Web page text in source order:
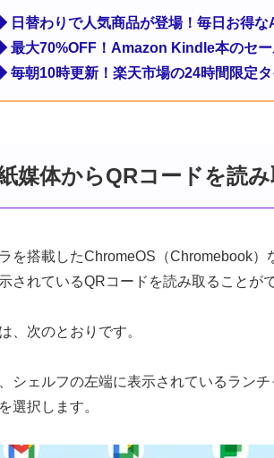
日替わりで人気商品が登場！毎日お得
最大70%OFF！Amazon Kindle本のセ
毎朝10時更新！楽天市場の24時間限定
媒体からQRコードを読み
を搭載したChromeOS（Chromebook
されているQRコードを読み取ることが
、次のとおりです。
シェルフの左端に表示されているラン
選択します。